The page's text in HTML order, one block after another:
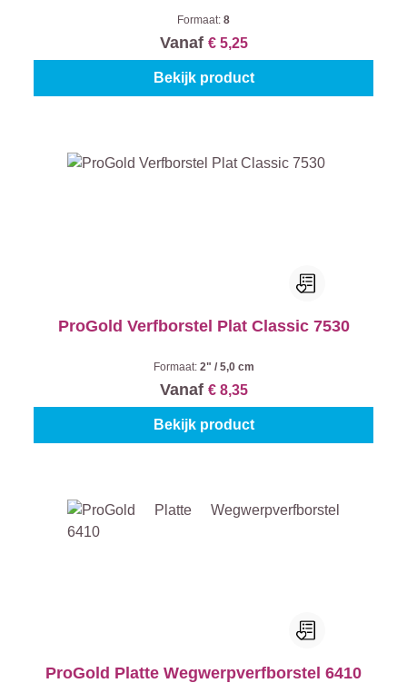
Formaat: 8
Vanaf € 5,25
Bekijk product
ProGold Verfborstel Plat Classic 7530
Formaat: 2" / 5,0 cm
Vanaf € 8,35
Bekijk product
ProGold Platte Wegwerpverfborstel 6410